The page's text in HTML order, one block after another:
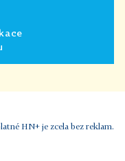
HN+ je zcela bez reklam.